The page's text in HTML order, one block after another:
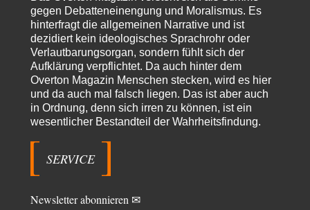
lese. Beweist…
garnovor 10 Stunden zu:
Absurde Debatte um Ceuta-„Invasion“ durch Marokko
vertieft EU-Spaltung
Gratuliere, du hast erkannt wer hier der Bösewicht ist. Dann kann es ja
gar nicht…
Schattenlandvor 11 Stunden zu:
Unkabarettistische Anstalten
Dem schließe ich mich 100 pro an - das deutsche politische Kabarett ist
tot (Lisa…
vor 12 Stunden zu:
Dissonanzen
Kleine Korrektur: Anders als Moshe Zuckermann schildet gab es in den
1960er und 1970er Jahren…
gegen Debatteneinengung und Moralismus. Es
hinterfragt die allgemeinen Narrative und ist
dezidiert kein ideologisches Sprachrohr oder
Verlautbarungsorgan, sondern fühlt sich der
Aufklärung verpflichtet. Da auch hinter dem
Overton Magazin Menschen stecken, wird es hier
und da auch mal falsch liegen. Das ist aber auch
in Ordnung, denn sich irren zu können, ist ein
wesentlicher Bestandteil der Wahrheitsfindung.
SERVICE
Newsletter abonnieren ✉